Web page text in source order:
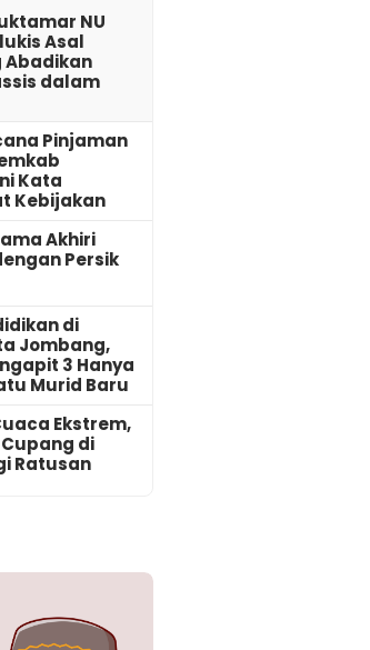
NU
Asal
Abadikan
dalam
Pinjaman
Kata
Kebijakan
Akhiri
Persik
di
Jombang,
3 Hanya
Murid Baru
Ekstrem,
di
Ratusan